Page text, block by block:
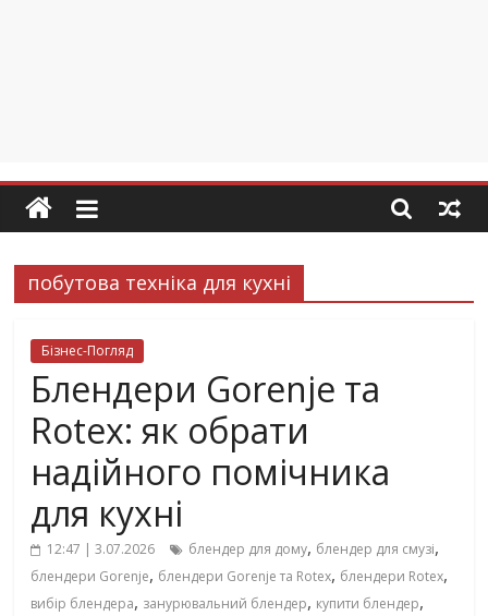
побутова техніка для кухні
Бізнес-Погляд
Блендери Gorenje та
Rotex: як обрати
надійного помічника
для кухні
12:47 | 3.07.2026 блендер для дому, блендер для смузі,
блендери Gorenje, блендери Gorenje та Rotex, блендери Rotex,
вибір блендера, занурювальний блендер, купити блендер,